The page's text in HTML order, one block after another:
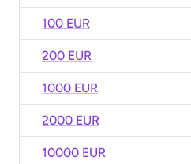
100 EUR
200 EUR
1000 EUR
2000 EUR
10000 EUR